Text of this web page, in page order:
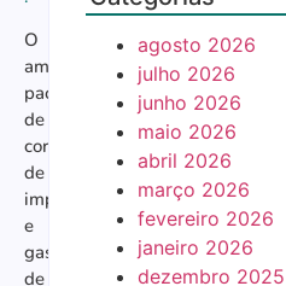
O
amplo
pacote
de
cortes
de
impostos
e
gastos
de
agosto 2026
julho 2026
junho 2026
maio 2026
abril 2026
março 2026
fevereiro 2026
janeiro 2026
dezembro 2025